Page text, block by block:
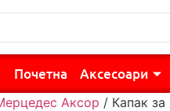
Почетна Аксесоари
Аксор / Капак